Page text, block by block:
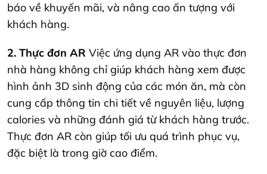
báo về khuyến mãi, và nâng cao ấn tượng với
khách hàng.
2. Thực đơn AR Việc ứng dụng AR vào thực đơn
nhà hàng không chỉ giúp khách hàng xem được
hình ảnh 3D sinh động của các món ăn, mà còn
cung cấp thông tin chi tiết về nguyên liệu, lượng
calories và những đánh giá từ khách hàng trước.
Thực đơn AR còn giúp tối ưu quá trình phục vụ,
đặc biệt là trong giờ cao điểm.